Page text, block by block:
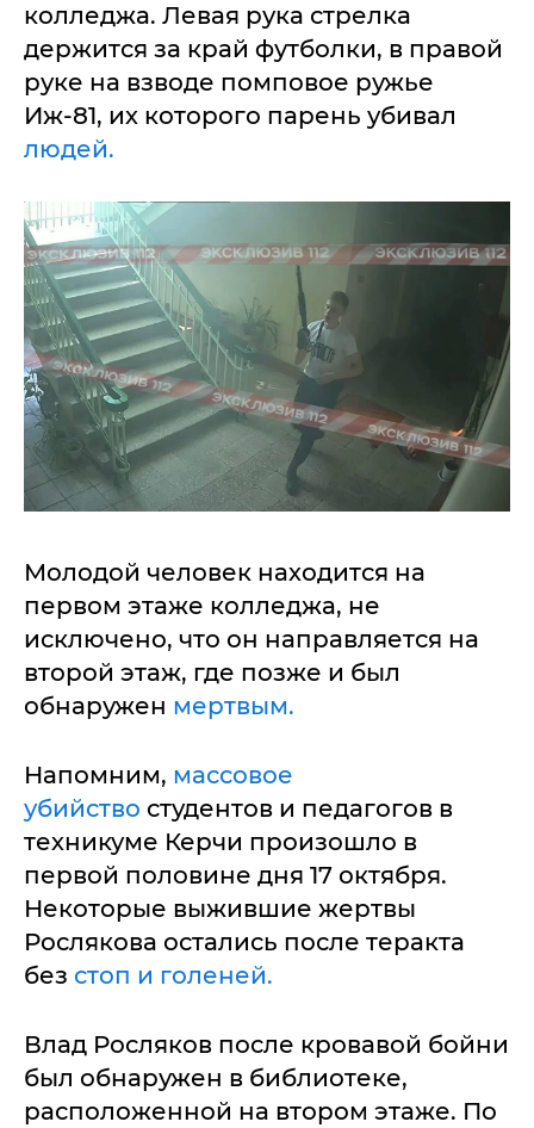
колледжа. Левая рука стрелка
держится за край футболки, в правой
руке на взводе помповое ружье
Иж-81, их которого парень убивал
людей.
Молодой человек находится на
первом этаже колледжа, не
исключено, что он направляется на
второй этаж, где позже и был
обнаружен мертвым.
Напомним, массовое
убийство студентов и педагогов в
техникуме Керчи произошло в
первой половине дня 17 октября.
Некоторые выжившие жертвы
Рослякова остались после теракта
без стоп и голеней.
Влад Росляков после кровавой бойни
был обнаружен в библиотеке,
расположенной на втором этаже. По